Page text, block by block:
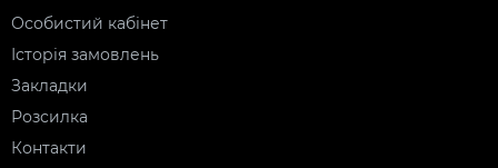
Особистий кабінет
Історія замовлень
Закладки
Розсилка
Контакти